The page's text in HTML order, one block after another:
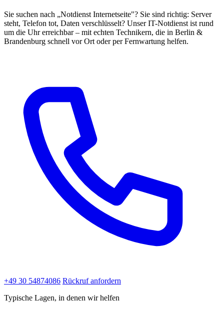
Sie suchen nach „Notdienst Internetseite"? Sie sind richtig: Server
steht, Telefon tot, Daten verschlüsselt? Unser IT-Notdienst ist rund
um die Uhr erreichbar – mit echten Technikern, die in Berlin &
Brandenburg schnell vor Ort oder per Fernwartung helfen.
+49 30 54874086 Rückruf anfordern
Typische Lagen, in denen wir helfen